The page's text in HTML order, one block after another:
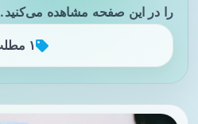
را در این صفحه مشاهده می‌کنید.
۱ مطلب